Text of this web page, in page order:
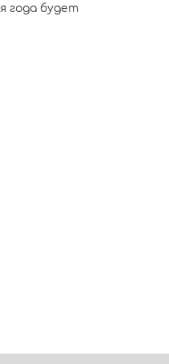
года будет